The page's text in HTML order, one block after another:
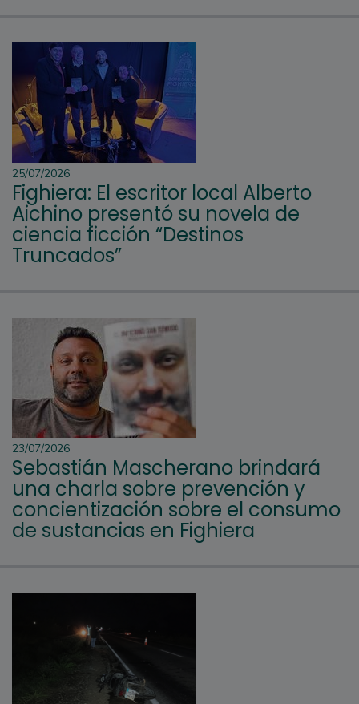
25/07/2026
Fighiera: El escritor local Alberto
Aichino presentó su novela de
ciencia ficción “Destinos
Truncados”
23/07/2026
Sebastián Mascherano brindará
una charla sobre prevención y
concientización sobre el consumo
de sustancias en Fighiera